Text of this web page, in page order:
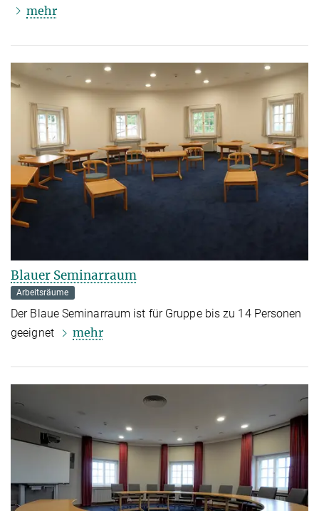
mehr
Blauer Seminarraum
Arbeitsräume
Der Blaue Seminarraum ist für Gruppe bis zu 14 Personen
geeignet
mehr